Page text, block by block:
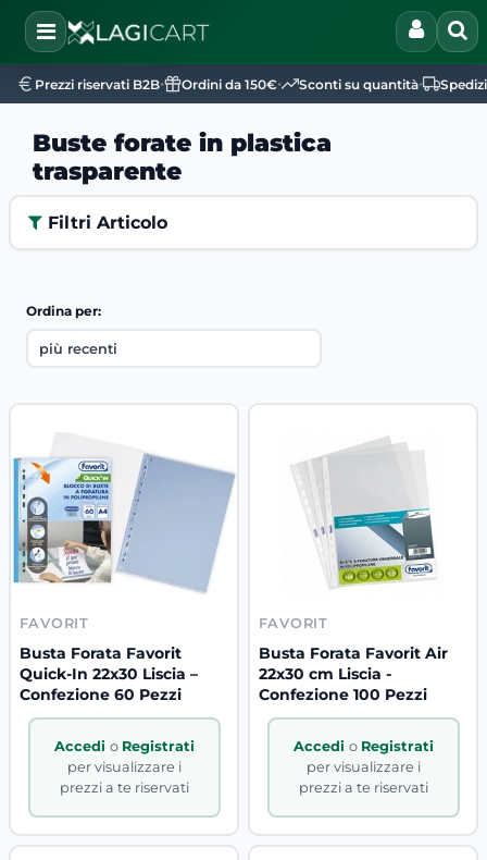
Open
Prezzi riservati B2B• Ordini da 150€• Sconti su quantità•
Buste forate in plastica
trasparente
Filtri Articolo
Ordina per:
FAVORIT
Busta Forata Favorit
Quick-In 22x30 Liscia –
Confezione 60 Pezzi
Accedi o Registrati
per visualizzare i
prezzi a te riservati
FAVORIT
Busta Forata Favorit Air
22x30 cm Liscia -
Confezione 100 Pezzi
Accedi o Registrati
per visualizzare i
prezzi a te riservati